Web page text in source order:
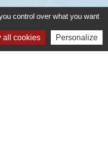
sur-Oise
control over what you want
all cookies Personalize